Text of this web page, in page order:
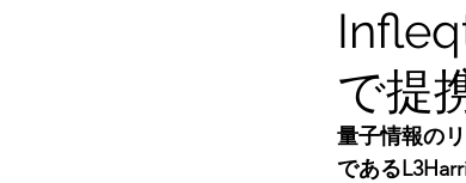
で提
量子情報の
である